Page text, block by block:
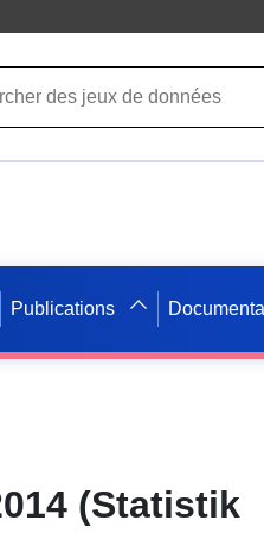
Publications
(Statistik